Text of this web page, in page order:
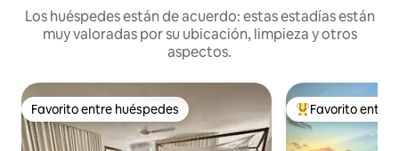
Los huéspedes están de acuerdo: estas estadías están
muy valoradas por su ubicación, limpieza y otros
aspectos.
Favorito entre huéspedes
Favorito entre huéspedes Favorito entre
Favorito entre